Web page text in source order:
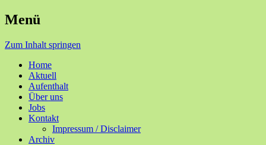
Rohrbach
Menü
Zum Inhalt springen
Home
Aktuell
Aufenthalt
Über uns
Jobs
Kontakt
Impressum / Disclaimer
Archiv